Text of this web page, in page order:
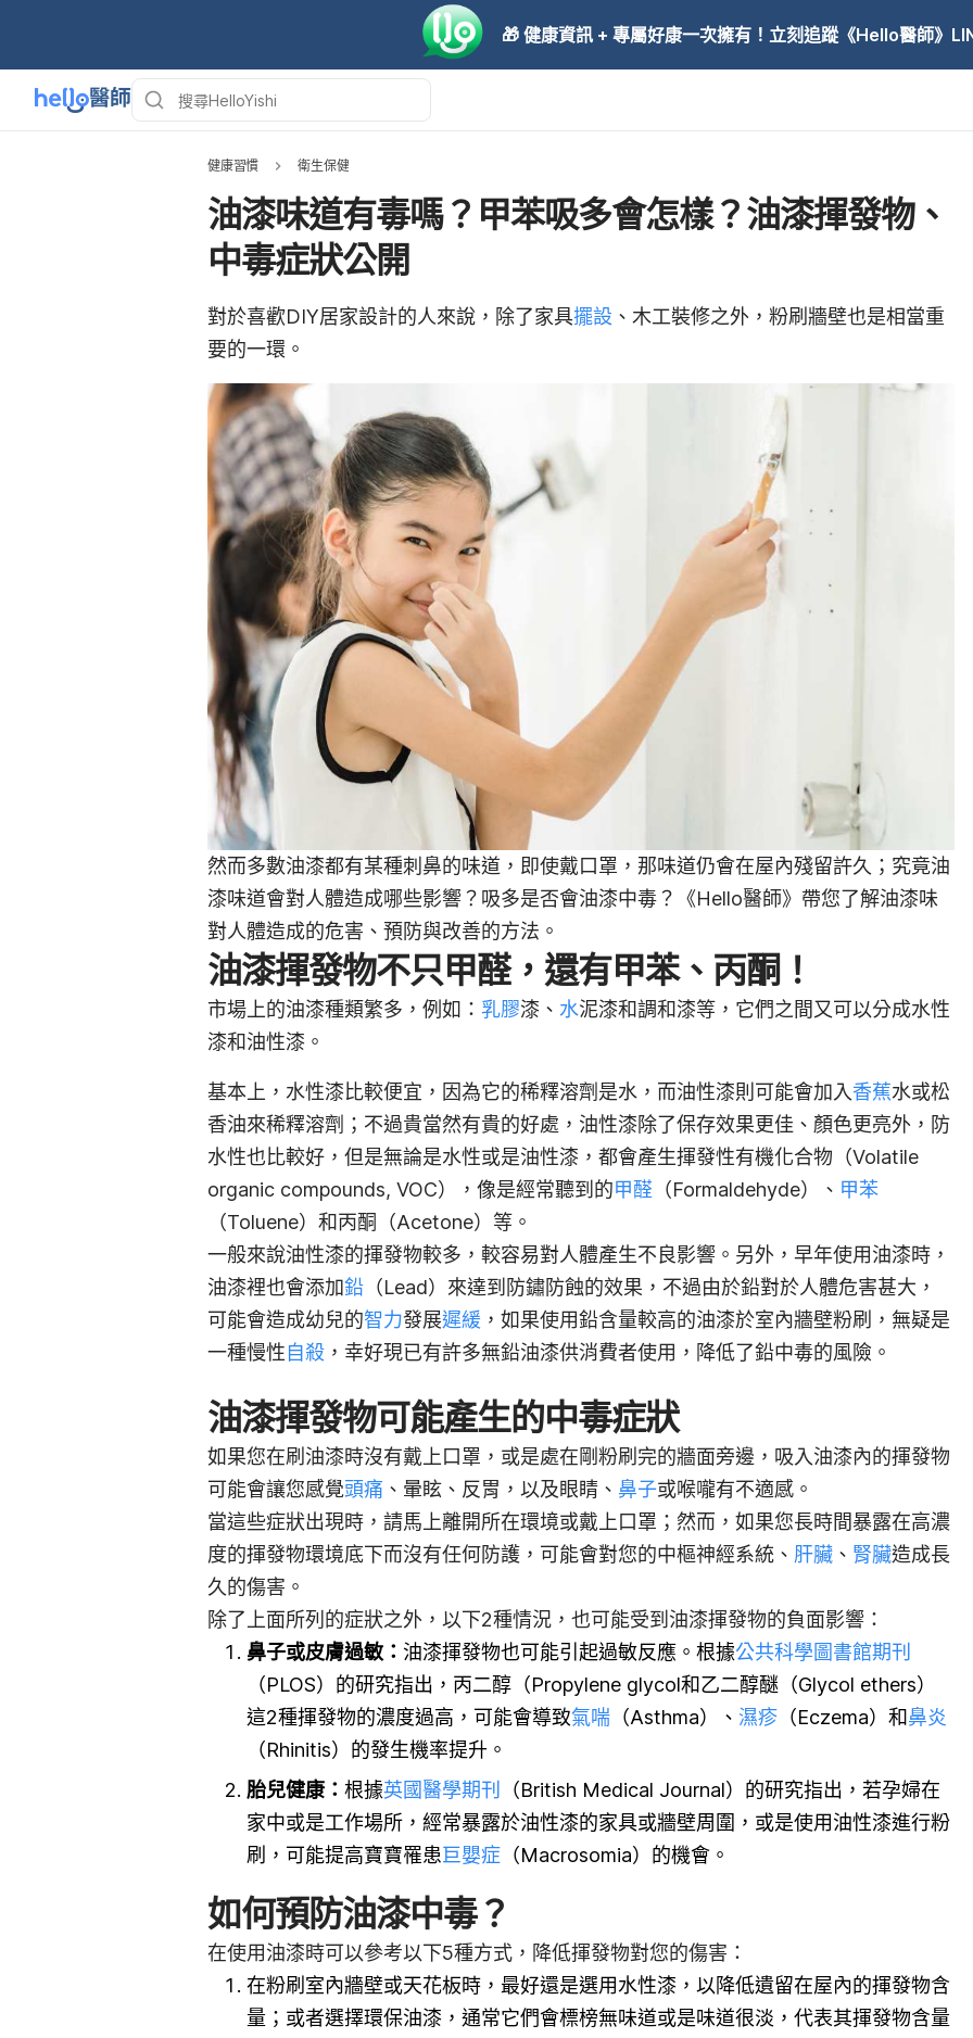
🎁 健康資訊 + 專屬好康一次擁有！立刻追蹤《Hello醫師》
健康習慣 衛生保健
油漆味道有毒嗎？甲苯吸多會怎樣？油漆揮發物、
中毒症狀公開
對於喜歡DIY居家設計的人來說，除了家具擺設 、木工裝修之外，粉刷牆壁也是相當重
要的一環。
然而多數油漆都有某種刺鼻的味道，即使戴口罩，那味道仍會在屋內殘留許久；究竟油
漆味道會對人體造成哪些影響？吸多是否會油漆中毒？《Hello醫師》帶您了解油漆味
對人體造成的危害、預防與改善的方法。
油漆揮發物不只甲醛，還有甲苯、丙酮！
市場上的油漆種類繁多，例如： 乳膠漆、 水泥漆和調和漆等，它們之間又可以分成水性
漆和油性漆。
基本上，水性漆比較便宜，因為它的稀釋溶劑是水，而油性漆則可能會加入香蕉水或松
香油來稀釋溶劑；不過貴當然有貴的好處，油性漆除了保存效果更佳、顏色更亮外，防
水性也比較好，但是無論是水性或是油性漆，都會產生揮發性有機化合物（Volatile
organic compounds, VOC），像是經常聽到的甲醛 （Formaldehyde）、 甲苯
（Toluene）和丙酮（Acetone）等。
一般來說油性漆的揮發物較多，較容易對人體產生不良影響。另外，早年使用油漆時，
油漆裡也會添加鉛 （Lead）來達到防鏽防蝕的效果，不過由於鉛對於人體危害甚大，
可能會造成幼兒的智力發展遲緩 ，如果使用鉛含量較高的油漆於室內牆壁粉刷，無疑是
一種慢性自殺 ，幸好現已有許多無鉛油漆供消費者使用，降低了鉛中毒的風險。
油漆揮發物可能產生的中毒症狀
如果您在刷油漆時沒有戴上口罩，或是處在剛粉刷完的牆面旁邊，吸入油漆內的揮發物
可能會讓您感覺頭痛 、暈眩、反胃，以及眼睛、 鼻子或喉嚨有不適感。
當這些症狀出現時，請馬上離開所在環境或戴上口罩；然而，如果您長時間暴露在高濃
度的揮發物環境底下而沒有任何防護，可能會對您的中樞神經系統、 肝臟 、 腎臟造成長
久的傷害。
除了上面所列的症狀之外，以下2種情況，也可能受到油漆揮發物的負面影響：
鼻子或皮膚過敏： 油漆揮發物也可能引起過敏反應。根據公共科學圖書館期刊
（PLOS）的研究指出，丙二醇（Propylene glycol和乙二醇醚（Glycol ethers）
這2種揮發物的濃度過高，可能會導致氣喘 （Asthma）、 濕疹 （Eczema）和鼻炎
（Rhinitis）的發生機率提升。
胎兒健康： 根據英國醫學期刊
（British Medical Journal）的研究指出，若孕婦在
家中或是工作場所，經常暴露於油性漆的家具或牆壁周圍，或是使用油性漆進行粉
刷，可能提高寶寶罹患巨嬰症 （Macrosomia）的機會。
如何預防油漆中毒？
在使用油漆時可以參考以下5種方式，降低揮發物對您的傷害：
在粉刷室內牆壁或天花板時，最好還是選用水性漆，以降低遺留在屋內的揮發物含
量；或者選擇環保油漆，通常它們會標榜無味道或是味道很淡，代表其揮發物含量